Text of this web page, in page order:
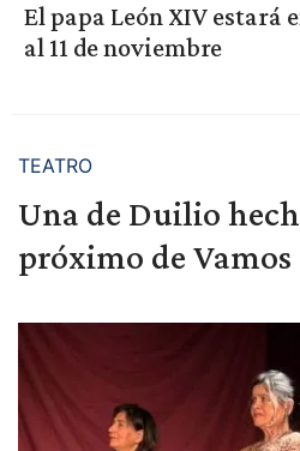
El papa León XIV estará
al 11 de noviembre
TEATRO
Una de Duilio
próximo de Vamos